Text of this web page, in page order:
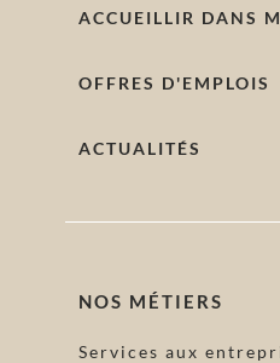
ACCUEILLIR DANS
OFFRES D'EMPLOIS
ACTUALITÉS
NOS MÉTIERS
Services aux